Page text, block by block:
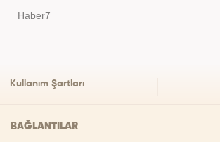
Haber7
Kullanım Şartları
BAĞLANTILAR